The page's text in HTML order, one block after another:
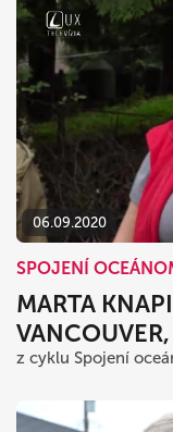
06.09.2020
SPOJENÍ
MARTA
z cyklu Spojení